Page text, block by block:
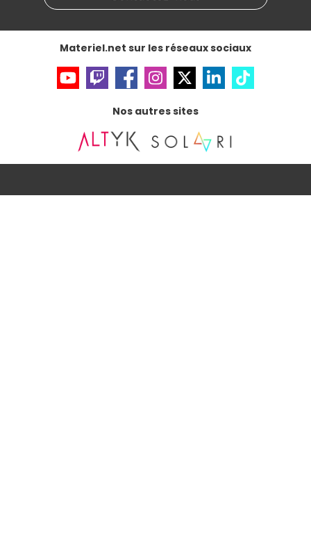
Données personnelles
Accessibilité : non conforme
Materiel.net sur les réseaux sociaux
Nos autres sites